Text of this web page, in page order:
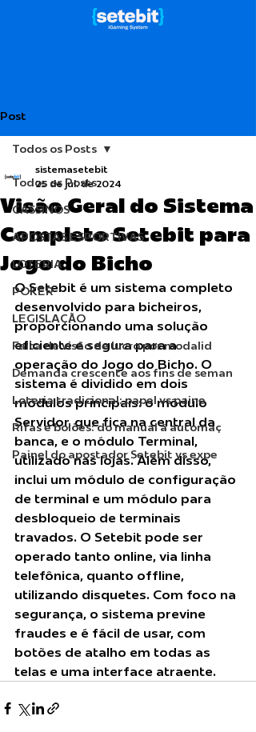
Post
Todos os Posts
CASSINOS
APOSTAS ESPORTIVAS
LOTERIA
POKER
LEGISLAÇÃO
Falta de visão de lucro por modalid
Demanda crescente aos fins de seman
Loteria tradicional: papel vs paine
Rifas e bolões: do manual à automaç
Painel do apostador Setebit vs expe
Todos os Posts
Visão Geral do Sistema
Completo Setebit para
Jogo do Bicho
sistemasetebit
25 de jul. de 2024
O Setebit é um sistema completo
desenvolvido para bicheiros,
proporcionando uma solução
eficiente e segura para a
operação do Jogo do Bicho. O
sistema é dividido em dois
módulos principais: o módulo
Servidor, que fica na central da
banca, e o módulo Terminal,
utilizado nas lojas. Além disso,
inclui um módulo de configuração
de terminal e um módulo para
desbloqueio de terminais
travados. O Setebit pode ser
operado tanto online, via linha
telefônica, quanto offline,
utilizando disquetes. Com foco na
segurança, o sistema previne
fraudes e é fácil de usar, com
botões de atalho em todas as
telas e uma interface atraente.